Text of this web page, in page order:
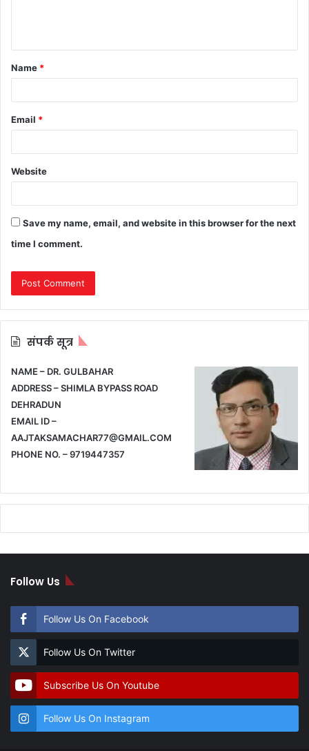
t
*
Name *
Email *
Website
Save my name, email, and website in this browser for the next
time I comment.
संपर्क सूत्र
NAME – DR. GULBAHAR
ADDRESS – SHIMLA BYPASS ROAD
DEHRADUN
EMAIL ID –
AAJTAKSAMACHAR77@GMAIL.COM
PHONE NO. – 9719447357
Follow Us
Follow Us On Facebook
Follow Us On Twitter
Subscribe Us On Youtube
Follow Us On Instagram